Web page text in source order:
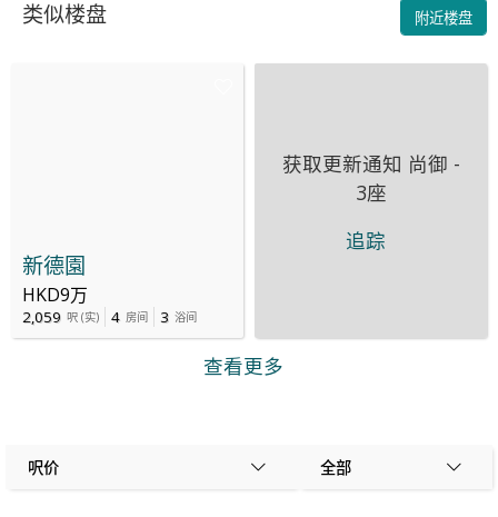
类似楼盘 附近楼盘
新德園
HKD9万
2,059 呎 (实) 4 房间 3 浴间
获取更新通知 尚御 -
3座
追踪
查看更多
呎价 全部